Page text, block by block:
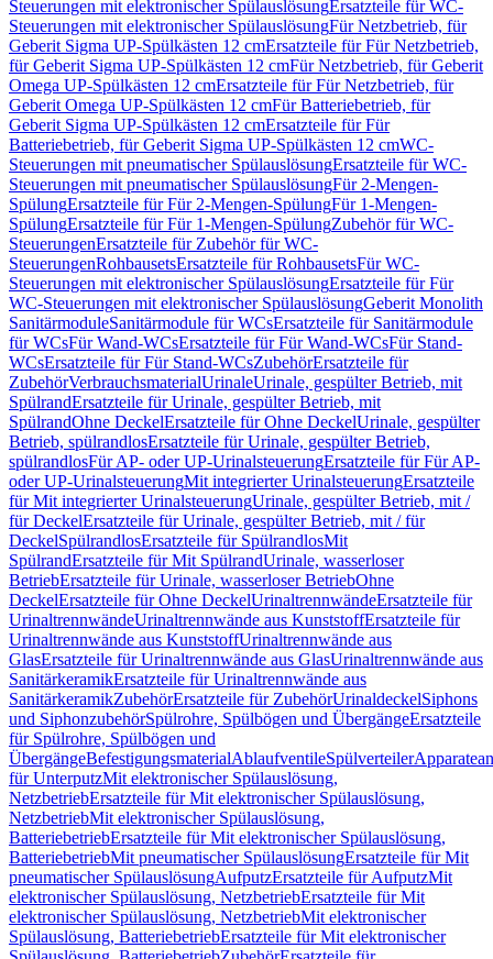
Steuerungen mit elektronischer SpülauslösungErsatzteile für WC-
Steuerungen mit elektronischer SpülauslösungFür Netzbetrieb, für
Geberit Sigma UP-Spülkästen 12 cmErsatzteile für Für Netzbetrieb,
für Geberit Sigma UP-Spülkästen 12 cmFür Netzbetrieb, für Geberit
Omega UP-Spülkästen 12 cmErsatzteile für Für Netzbetrieb, für
Geberit Omega UP-Spülkästen 12 cmFür Batteriebetrieb, für
Geberit Sigma UP-Spülkästen 12 cmErsatzteile für Für
Batteriebetrieb, für Geberit Sigma UP-Spülkästen 12 cmWC-
Steuerungen mit pneumatischer SpülauslösungErsatzteile für WC-
Steuerungen mit pneumatischer SpülauslösungFür 2-Mengen-
SpülungErsatzteile für Für 2-Mengen-SpülungFür 1-Mengen-
SpülungErsatzteile für Für 1-Mengen-SpülungZubehör für WC-
SteuerungenErsatzteile für Zubehör für WC-
SteuerungenRohbausetsErsatzteile für RohbausetsFür WC-
Steuerungen mit elektronischer SpülauslösungErsatzteile für Für
WC-Steuerungen mit elektronischer SpülauslösungGeberit Monolith
SanitärmoduleSanitärmodule für WCsErsatzteile für Sanitärmodule
für WCsFür Wand-WCsErsatzteile für Für Wand-WCsFür Stand-
WCsErsatzteile für Für Stand-WCsZubehörErsatzteile für
ZubehörVerbrauchsmaterialUrinaleUrinale, gespülter Betrieb, mit
SpülrandErsatzteile für Urinale, gespülter Betrieb, mit
SpülrandOhne DeckelErsatzteile für Ohne DeckelUrinale, gespülter
Betrieb, spülrandlosErsatzteile für Urinale, gespülter Betrieb,
spülrandlosFür AP- oder UP-UrinalsteuerungErsatzteile für Für AP-
oder UP-UrinalsteuerungMit integrierter UrinalsteuerungErsatzteile
für Mit integrierter UrinalsteuerungUrinale, gespülter Betrieb, mit /
für DeckelErsatzteile für Urinale, gespülter Betrieb, mit / für
DeckelSpülrandlosErsatzteile für SpülrandlosMit
SpülrandErsatzteile für Mit SpülrandUrinale, wasserloser
BetriebErsatzteile für Urinale, wasserloser BetriebOhne
DeckelErsatzteile für Ohne DeckelUrinaltrennwändeErsatzteile für
UrinaltrennwändeUrinaltrennwände aus KunststoffErsatzteile für
Urinaltrennwände aus KunststoffUrinaltrennwände aus
GlasErsatzteile für Urinaltrennwände aus GlasUrinaltrennwände aus
SanitärkeramikErsatzteile für Urinaltrennwände aus
SanitärkeramikZubehörErsatzteile für ZubehörUrinaldeckelSiphons
und SiphonzubehörSpülrohre, Spülbögen und ÜbergängeErsatzteile
für Spülrohre, Spülbögen und
ÜbergängeBefestigungsmaterialAblaufventileSpülverteiler
für UnterputzMit elektronischer Spülauslösung,
NetzbetriebErsatzteile für Mit elektronischer Spülauslösung,
NetzbetriebMit elektronischer Spülauslösung,
BatteriebetriebErsatzteile für Mit elektronischer Spülauslösung,
BatteriebetriebMit pneumatischer SpülauslösungErsatzteile für Mit
pneumatischer SpülauslösungAufputzErsatzteile für AufputzMit
elektronischer Spülauslösung, NetzbetriebErsatzteile für Mit
elektronischer Spülauslösung, NetzbetriebMit elektronischer
Spülauslösung, BatteriebetriebErsatzteile für Mit elektronischer